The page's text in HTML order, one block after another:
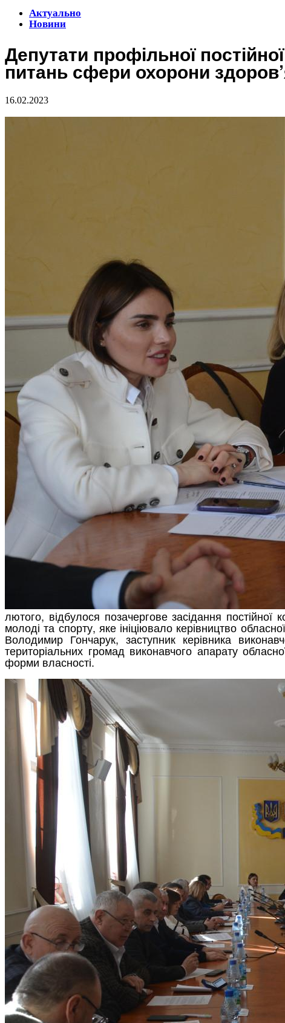
Актуально
Новини
Депутати профільної
питань сфери охорони
16.02.2023
лютого, відбулося позачергове засідання постійної
молоді та спорту, яке ініціювало керівництво
Володимир Гончарук, заступник керівника
територіальних громад виконавчого апарату
форми власності.